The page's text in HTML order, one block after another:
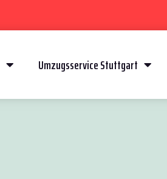
Umzugsservice Stuttgart